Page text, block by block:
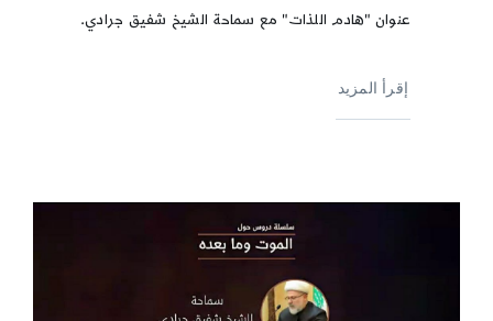
عنوان "هادم اللذات" مع سماحة الشيخ شفيق جرادي.
إقرأ المزيد